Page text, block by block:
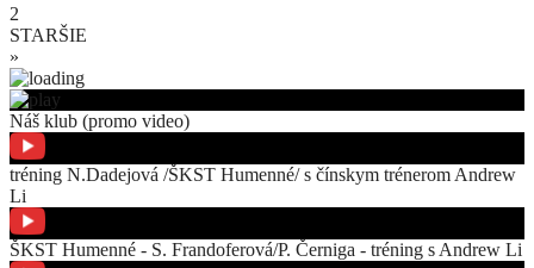
2
STARŠIE
»
Náš klub (promo video)
tréning N.Dadejová /ŠKST Humenné/ s čínskym trénerom Andrew
Li
ŠKST Humenné - S. Frandoferová/P. Černiga - tréning s Andrew Li